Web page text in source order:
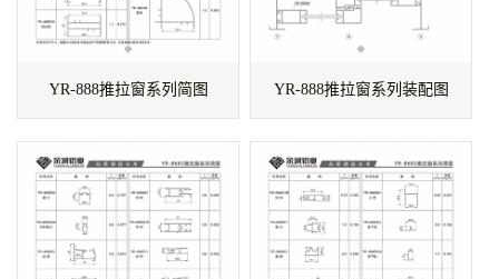
YR-888推拉窗系列简图 YR-888推拉窗系列装配图